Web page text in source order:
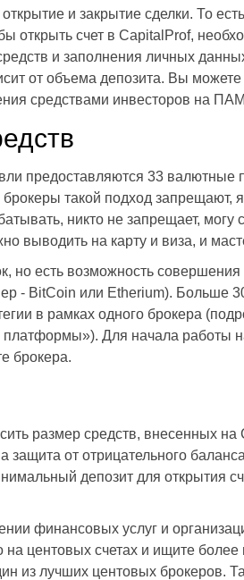
и закрытие сделки. То
открыть счет в CapitalProf,
и заполнения личных
от объема депозита. Вы можете
средствами инвесторов на
предоставляются 33 валютные
брокеры такой подход
никто не запрещает, могу
выводить на карту и виза, и
но есть возможность совершения
- BitCoin или Etherium). Больше
в рамках одного брокера
Для начала работы
брокера.
размер средств, внесенных на
защита от отрицательного
депозит для открытия
финансовых услуг и
на центовых счетах и ищите
из лучших центовых брокеров.